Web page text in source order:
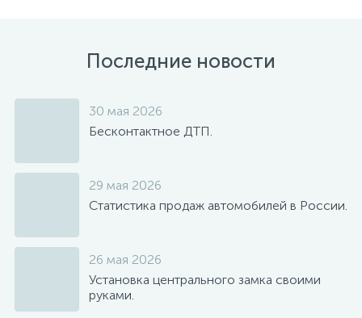
Последние новости
30 мая 2026
Бесконтактное ДТП.
29 мая 2026
Статистика продаж автомобилей в России.
26 мая 2026
Установка центрального замка своими
руками.